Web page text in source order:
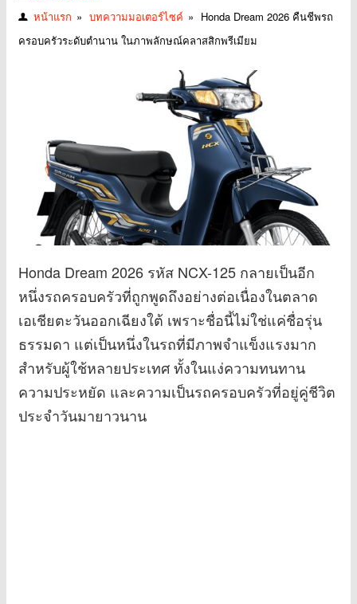
หน้าแรก » บทความมอเตอร์ไซค์ » Honda Dream 2026 คืนชีพรถ
ครอบครัวระดับตำนาน ในภาพลักษณ์คลาสสิกพรีเมียม
Honda Dream 2026 รหัส NCX-125 กลายเป็นอีก
หนึ่งรถครอบครัวที่ถูกพูดถึงอย่างต่อเนื่องในตลาด
เอเชียตะวันออกเฉียงใต้ เพราะชื่อนี้ไม่ใช่แค่ชื่อรุ่น
ธรรมดา แต่เป็นหนึ่งในรถที่มีภาพจำแข็งแรงมาก
สำหรับผู้ใช้หลายประเทศ ทั้งในแง่ความทนทาน
ความประหยัด และความเป็นรถครอบครัวที่อยู่คู่ชีวิต
ประจำวันมายาวนาน